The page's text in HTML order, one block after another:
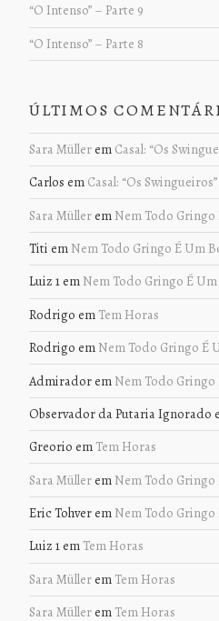
“O Intenso” – Parte 9
“O Intenso” – Parte 8
ÚLTIMOS
Sara Müllerem Casal: “Os
Carlos em Casal: “Os Swingueiros”
Sara Müllerem Nem Todo
Titi em Nem Todo Gringo É Um
Luiz 1em Nem Todo Gringo É
Rodrigo em Tem Horas
Rodrigo em Nem Todo Gringo É
Admiradorem Nem Todo
Observador da Putaria Ignorado
Greorio em Tem Horas
Sara Müllerem Nem Todo
Eric Tohverem Nem Todo
Luiz 1em Tem Horas
Sara Müllerem Tem Horas
Sara Müllerem Tem Horas